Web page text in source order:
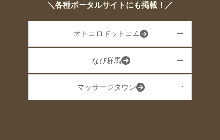
＼各種ポータルサイトにも掲載！／
オトコロドットコム
なび群馬
マッサージタウン